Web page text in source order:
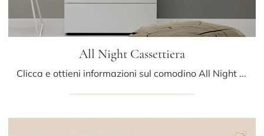
All Night Cassettiera
Clicca e ottieni informazioni sul comodino All Night Cassettiera: Comodini e mobili con cassetti di Kristalia sono ideali per spazi moderni.